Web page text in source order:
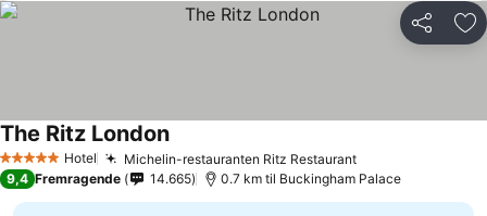
Del
5 Stjerner Hotel Michelin-restauranten Ritz RestaurantSe priser
The Ritz LondonSe priser
9,4 Fremragende 14.665 0.7 km til Buckingham Palace